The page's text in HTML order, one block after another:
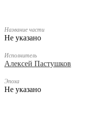
Название части
Не указано
Исполнитель
Алексей Пастушков
Эпоха
Не указано